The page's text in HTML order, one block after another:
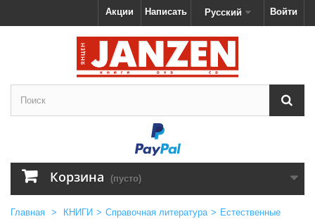
Войти
Русский
Написать
Акции
Корзина (пусто)
Главная > КНИГИ > Справочная литература > Естественные